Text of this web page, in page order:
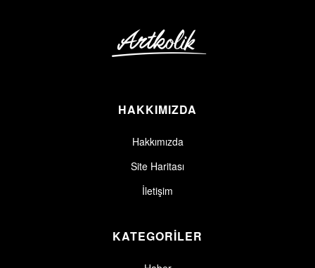
HAKKIMIZDA
Hakkımızda
Site Haritası
İletişim
KATEGORİLER